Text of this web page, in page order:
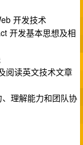
开发技术
开发基本思想及相
阅读英文技术文章
理解能力和团队协